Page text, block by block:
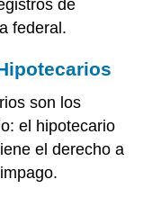
de
federal.
son los
el hipotecario
el derecho a